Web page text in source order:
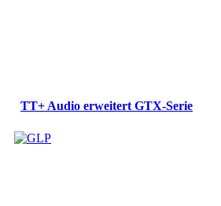
TT+ Audio erweitert GTX-Serie